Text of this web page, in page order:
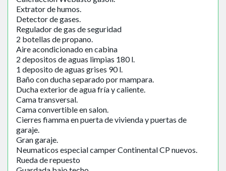
Extrator de humos.
Detector de gases.
Regulador de gas de seguridad
2 botellas de propano.
Aire acondicionado en cabina
2 depositos de aguas limpias 180 l.
1 deposito de aguas grises 90 l.
Baño con ducha separado por mampara.
Ducha exterior de agua fría y caliente.
Cama transversal.
Cama convertible en salon.
Cierres fiamma en puerta de vivienda y puertas de
garaje.
Gran garaje.
Neumaticos especial camper Continental CP nuevos.
Rueda de repuesto